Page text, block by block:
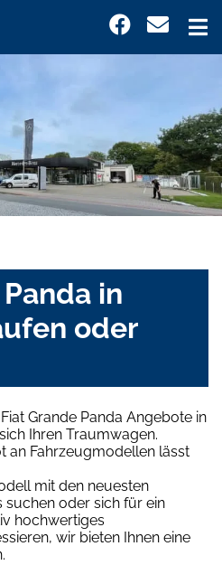
in
oder
Grande Panda Angebote in
Ihren Traumwagen.
an Fahrzeugmodellen lässt
mit den neuesten
suchen oder sich für ein
hochwertiges
wir bieten Ihnen eine